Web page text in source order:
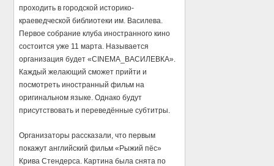
проходить в городской историко-
краеведческой библиотеки им. Василева.
Первое собрание клуба иностранного кино
состоится уже 11 марта. Называется
организация будет «CINEMA_ВАСИЛЕВКА».
Каждый желающий сможет прийти и
посмотреть иностранный фильм на
оригинальном языке. Однако будут
присутствовать и переведённые субтитры.
Организаторы рассказали, что первым
покажут английский фильм «Рыжий пёс»
Крива Стендерса. Картина была снята по